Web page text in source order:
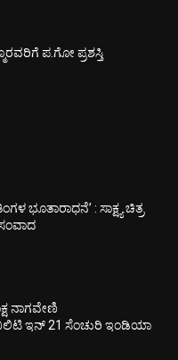
ಪ.ಗೋ ಪ್ರಶಸ್ತಿ
ಭೂತಾರಾಧನೆ’ : ಸಾಕ್ಷ್ಯ ಚಿತ್ರ
ನಾಗವೇಣಿ
ಇನ್ 21 ಸೆಂಚುರಿ ಇಂಡಿಯಾ